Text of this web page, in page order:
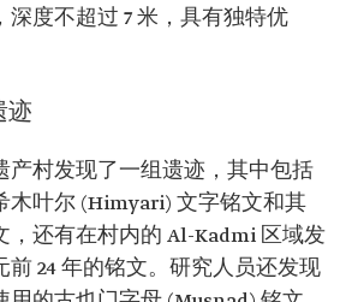
度不超过 7 米，具有独特优
迹
产村发现了一组遗迹，其中包括
木叶尔 (Himyari) 文字铭文和其
，还有在村内的 Al-Kadmi 区域发
24 年的铭文。研究人员还发现